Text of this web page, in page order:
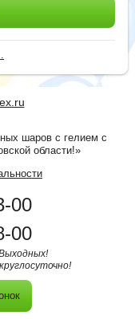
шаров с гелием с
области!»
00
00